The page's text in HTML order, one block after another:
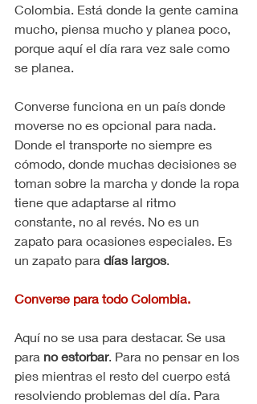
Colombia. Está donde la gente camina
mucho, piensa mucho y planea poco,
porque aquí el día rara vez sale como
se planea.
Converse funciona en un país donde
moverse no es opcional para nada.
Donde el transporte no siempre es
cómodo, donde muchas decisiones se
toman sobre la marcha y donde la ropa
tiene que adaptarse al ritmo
constante, no al revés. No es un
zapato para ocasiones especiales. Es
un zapato para días largos.
Converse para todo Colombia.
Aquí no se usa para destacar. Se usa
para no estorbar. Para no pensar en los
pies mientras el resto del cuerpo está
resolviendo problemas del día. Para